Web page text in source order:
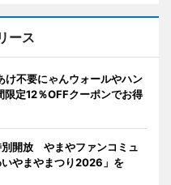
ース
不要にゃんウォールやハン
定12％OFFクーポンでお得
開放 やまやファンコミュ
やまやまつり2026」を